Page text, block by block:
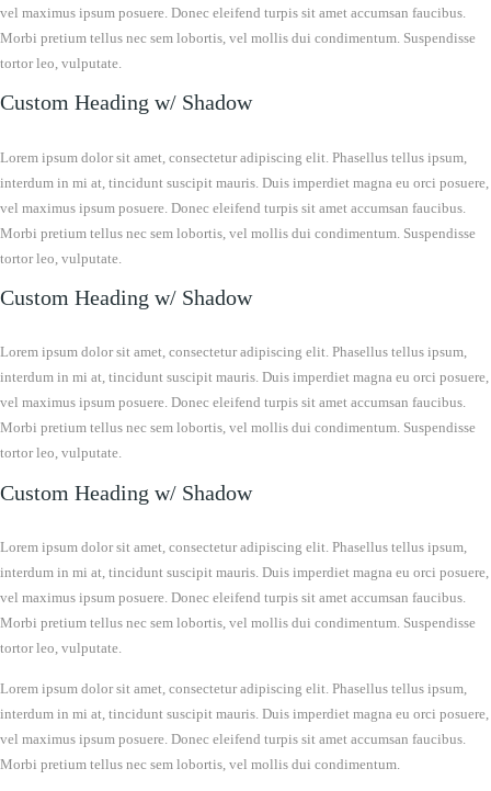
vel maximus ipsum posuere. Donec eleifend turpis sit amet accumsan faucibus.
Morbi pretium tellus nec sem lobortis, vel mollis dui condimentum. Suspendisse
tortor leo, vulputate.
Custom Heading w/ Shadow
Lorem ipsum dolor sit amet, consectetur adipiscing elit. Phasellus tellus ipsum,
interdum in mi at, tincidunt suscipit mauris. Duis imperdiet magna eu orci posuere,
vel maximus ipsum posuere. Donec eleifend turpis sit amet accumsan faucibus.
Morbi pretium tellus nec sem lobortis, vel mollis dui condimentum. Suspendisse
tortor leo, vulputate.
Custom Heading w/ Shadow
Lorem ipsum dolor sit amet, consectetur adipiscing elit. Phasellus tellus ipsum,
interdum in mi at, tincidunt suscipit mauris. Duis imperdiet magna eu orci posuere,
vel maximus ipsum posuere. Donec eleifend turpis sit amet accumsan faucibus.
Morbi pretium tellus nec sem lobortis, vel mollis dui condimentum. Suspendisse
tortor leo, vulputate.
Custom Heading w/ Shadow
Lorem ipsum dolor sit amet, consectetur adipiscing elit. Phasellus tellus ipsum,
interdum in mi at, tincidunt suscipit mauris. Duis imperdiet magna eu orci posuere,
vel maximus ipsum posuere. Donec eleifend turpis sit amet accumsan faucibus.
Morbi pretium tellus nec sem lobortis, vel mollis dui condimentum. Suspendisse
tortor leo, vulputate.
Lorem ipsum dolor sit amet, consectetur adipiscing elit. Phasellus tellus ipsum,
interdum in mi at, tincidunt suscipit mauris. Duis imperdiet magna eu orci posuere,
vel maximus ipsum posuere. Donec eleifend turpis sit amet accumsan faucibus.
Morbi pretium tellus nec sem lobortis, vel mollis dui condimentum.